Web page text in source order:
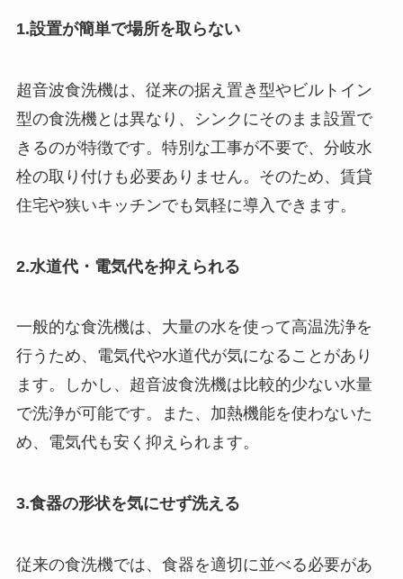
1.設置が簡単で場所を取らない
超音波食洗機は、従来の据え置き型やビルトイン
型の食洗機とは異なり、シンクにそのまま設置で
きるのが特徴です。特別な工事が不要で、分岐水
栓の取り付けも必要ありません。そのため、賃貸
住宅や狭いキッチンでも気軽に導入できます。
2.水道代・電気代を抑えられる
一般的な食洗機は、大量の水を使って高温洗浄を
行うため、電気代や水道代が気になることがあり
ます。しかし、超音波食洗機は比較的少ない水量
で洗浄が可能です。また、加熱機能を使わないた
め、電気代も安く抑えられます。
3.食器の形状を気にせず洗える
従来の食洗機では、食器を適切に並べる必要があ